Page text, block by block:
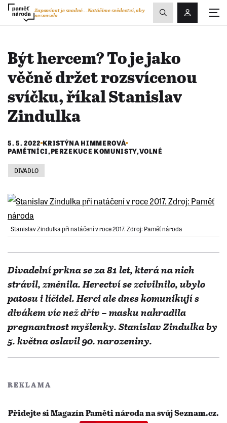
Přihlášení/
Zapomínat je snadné...Natáčíme svědectví, aby
nezmizela
Zobrazit
vyhledávání
Být hercem? To je jako
věčně držet rozsvícenou
svíčku, říkal Stanislav
Zindulka
5. 5. 2022 KRISTÝNA HIMMEROVÁ
PAMĚTNÍCI,PERZEKUCE KOMUNISTY,VOLNÉ
DIVADLO
Stanislav Zindulka při natáčení v roce 2017. Zdroj: Paměť národa
Divadelní prkna se za 81 let, která na nich
strávil, změnila. Herectví se zcivilnilo, ubylo
patosu i líčidel. Herci ale dnes komunikují s
divákem víc než dřív – masku nahradila
pregnantnost myšlenky. Stanislav Zindulka by
5. května oslavil 90. narozeniny.
REKLAMA
Přidejte si Magazín Paměti národa na svůj Seznam.cz.